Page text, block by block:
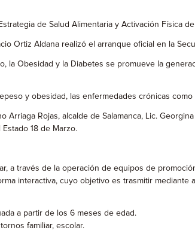
de Salud Alimentaria y Activación Física
Ortiz Aldana realizó el arranque oficial en la
Obesidad y la Diabetes se promueve la
y obesidad, las enfermedades crónicas
Rojas, alcalde de Salamanca, Lic.
18 de Marzo.
a través de la operación de equipos de
interactiva, cuyo objetivo es trasmitir
a partir de los 6 meses de edad.
familiar, escolar.